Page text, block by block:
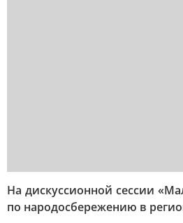
На дискуссионной сессии
по народосбережению в